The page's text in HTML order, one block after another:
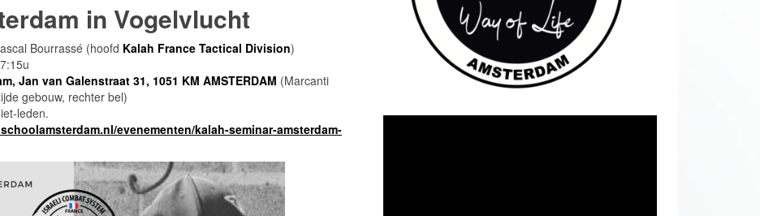
in Vogelvlucht
Bourrassé (hoofd Kalah France Tactical Division)
Jan van Galenstraat 31, 1051 KM AMSTERDAM (Marcanti
gebouw, rechter bel)
leden.
evenementen/kalah-seminar-amsterdam-